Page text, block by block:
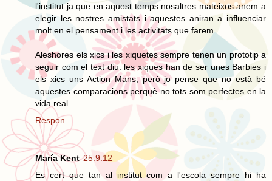
l'institut ja que en aquest temps nosaltres mateixos anem a
elegir les nostres amistats i aquestes aniran a influenciar
molt en el pensament i les activitats que farem.
Aleshores els xics i les xiquetes sempre tenen un prototip a
seguir com el text diu: les xiques han de ser unes Barbies i
els xics uns Action Mans, però jo pense que no està bé
aquestes comparacions perquè no tots som perfectes en la
vida real.
Respon
María Kent 25.9.12
Es cert que tan al institut com a l'escola sempre hi ha